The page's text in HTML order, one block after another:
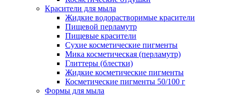
Красители для мыла
Жидкие водорастворимые красители
Пищевой перламутр
Пищевые красители
Сухие косметические пигменты
Мика косметическая (перламутр)
Глиттеры (блестки)
Жидкие косметические пигменты
Косметические пигменты 50/100 г
Формы для мыла